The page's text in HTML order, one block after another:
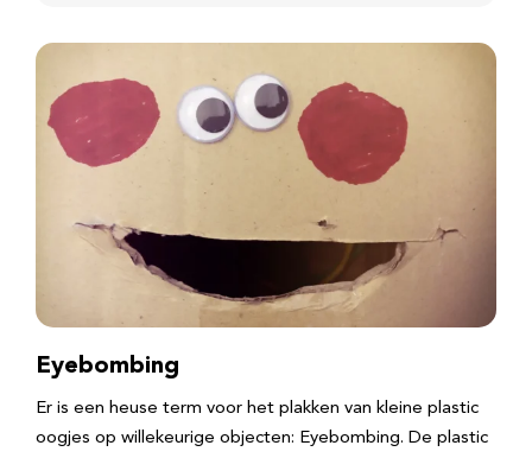
Eyebombing
Er is een heuse term voor het plakken van kleine plastic
oogjes op willekeurige objecten: Eyebombing. De plastic